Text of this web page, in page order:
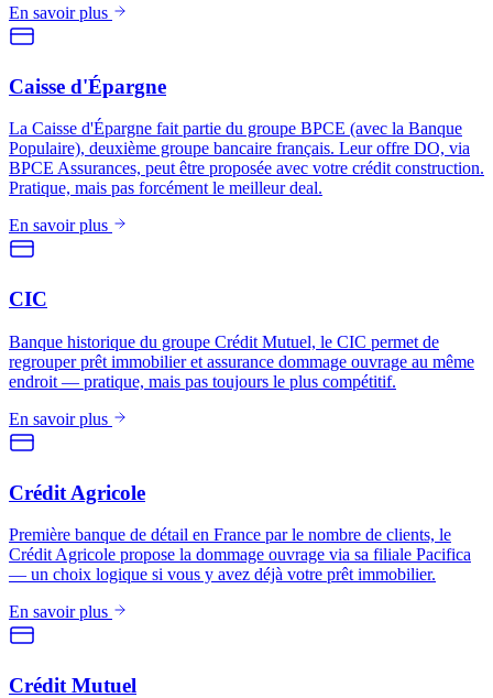
En savoir plus
Caisse d'Épargne
La Caisse d'Épargne fait partie du groupe BPCE (avec la Banque
Populaire), deuxième groupe bancaire français. Leur offre DO, via
BPCE Assurances, peut être proposée avec votre crédit construction.
Pratique, mais pas forcément le meilleur deal.
En savoir plus
CIC
Banque historique du groupe Crédit Mutuel, le CIC permet de
regrouper prêt immobilier et assurance dommage ouvrage au même
endroit — pratique, mais pas toujours le plus compétitif.
En savoir plus
Crédit Agricole
Première banque de détail en France par le nombre de clients, le
Crédit Agricole propose la dommage ouvrage via sa filiale Pacifica
— un choix logique si vous y avez déjà votre prêt immobilier.
En savoir plus
Crédit Mutuel